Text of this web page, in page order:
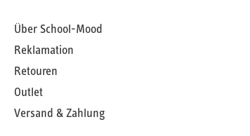
Über School-Mood
Reklamation
Retouren
Outlet
Versand & Zahlung